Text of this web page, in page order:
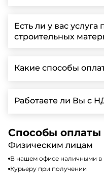
запрос через нашу
заполнить форму на
детальной
Есть ли у вас услуга
строительных
Ленинградской
автопарк, для
Какие способы
включая наличные,
кредитные карты.
Работаете ли Вы с
налогообложения, т.е с
Способы оплаты
Физическим лицам
В нашем офисе наличными в
Курьеру при получении